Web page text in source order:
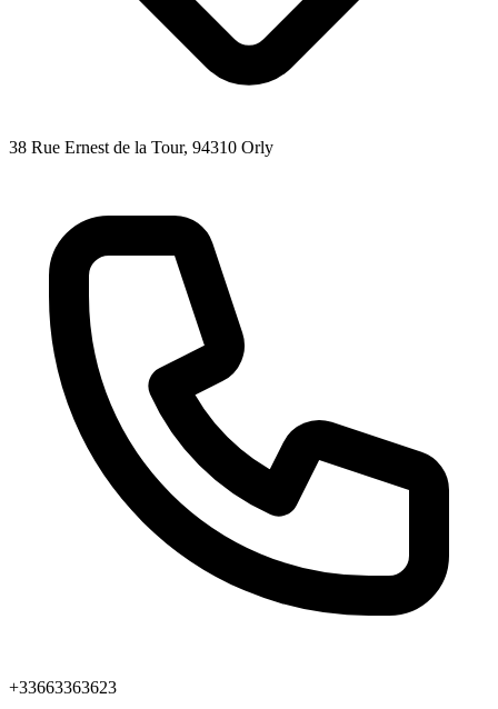
38 Rue Ernest de la Tour, 94310 Orly
+33663363623